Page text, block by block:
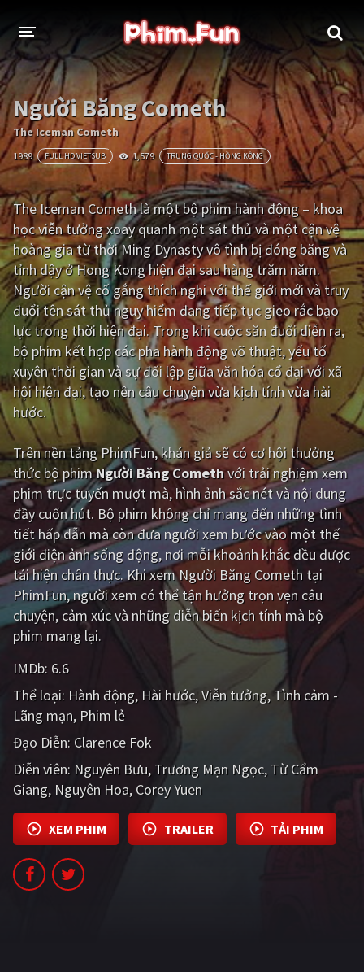
THỂ LOẠI
Thần thoại - Cổ trang Hành động
Tâm lý Chiến tranh
Võ thuật - Kiếm hiệp Nhạc kịch
Kinh dị Tội phạm - Hình sự
Phiêu lưu Hài hước
Viễn tưởng Khoa học - Tài liệu
Hoạt hình Thể thao
Tình cảm - Lãng mạn Kỳ ảo
Giật gân Gia đình
Bí ẩn Lịch sử
Viễn Tây Tiểu sử
GameShow DramaTV
QUỐC GIA
Âu - Mỹ Trung Quốc - Hồng Kông
Hàn Quốc Nhật Bản
Ấn Độ Việt Nam
Tổng hợp
CẬP NHẬT
PHIM MỚI
PHIM BỘ
PHIM CHIẾU RẠP
TUYỂN TẬP PHIM
Người Băng Cometh
The Iceman Cometh
1989 FULL HD VIETSUB 1,579 TRUNG QUỐC - HỒNG KÔNG
The Iceman Cometh là một bộ phim hành động – khoa
học viễn tưởng xoay quanh một sát thủ và một cận vệ
hoàng gia từ thời Ming Dynasty vô tình bị đóng băng và
tỉnh dậy ở Hong Kong hiện đại sau hàng trăm năm.
Người cận vệ cố gắng thích nghi với thế giới mới và truy
đuổi tên sát thủ nguy hiểm đang tiếp tục gieo rắc bạo
lực trong thời hiện đại. Trong khi cuộc săn đuổi diễn ra,
bộ phim kết hợp các pha hành động võ thuật, yếu tố
xuyên thời gian và sự đối lập giữa văn hóa cổ đại với xã
hội hiện đại, tạo nên câu chuyện vừa kịch tính vừa hài
hước.
Trên nền tảngPhimFun, khán giả sẽ có cơ hội thưởng
thức bộ phimNgười Băng Comethvới trải nghiệm xem
phim trực tuyến mượt mà, hình ảnh sắc nét và nội dung
đầy cuốn hút. Bộ phim không chỉ mang đến những tình
tiết hấp dẫn mà còn đưa người xem bước vào một thế
giới điện ảnh sống động, nơi mỗi khoảnh khắc đều được
tái hiện chân thực. Khi xem Người Băng Cometh tại
PhimFun, người xem có thể tận hưởng trọn vẹn câu
chuyện, cảm xúc và những diễn biến kịch tính mà bộ
phim mang lại.
IMDb: 6.6
Thể loại: Hành động Hài hước Viễn tưởng Tình cảm -
Lãng mạn Phim lẻ
Đạo Diễn: Clarence Fok
Diễn viên: Nguyên Bưu Trương Mạn Ngọc Từ Cẩm
Giang Nguyên Hoa Corey Yuen
XEM PHIM TRAILER TẢI PHIM